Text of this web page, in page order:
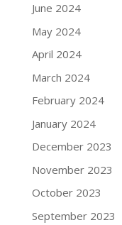
June 2024
May 2024
April 2024
March 2024
February 2024
January 2024
December 2023
November 2023
October 2023
September 2023